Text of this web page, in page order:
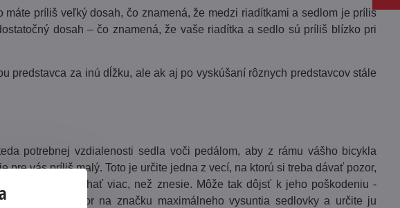
príliš veľký dosah, čo znamená, že medzi riadítkami a sedlom je príliš
dosah – čo znamená, že vaše riadítka a sedlo sú príliš blízko pri
predstavca za inú dĺžku, ale ak aj po vyskúšaní rôznych predstavcov stále
potrebnej vzdialenosti sedla voči pedálom, aby z rámu vášho bicykla
vás príliš malý. Toto je určite jedna z vecí, na ktorú si treba dávať pozor,
váš rám namáhať viac, než znesie. Môže tak dôjsť k jeho poškodeniu -
dávať pozor na značku maximálneho vysuntia sedlovky a určite ju